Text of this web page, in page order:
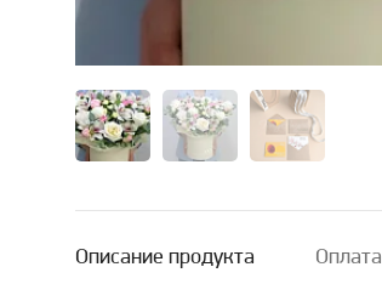
Описание продукта Оплата